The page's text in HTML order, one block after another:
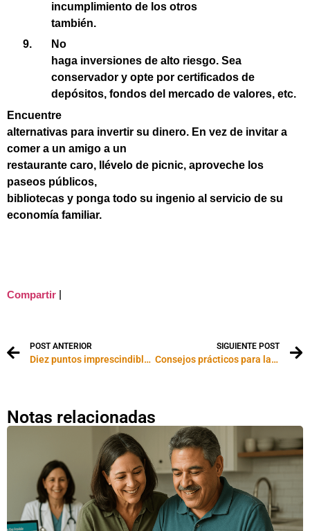
incumplimiento de los otros
también.
No
haga inversiones de alto riesgo. Sea
conservador y opte por certificados de
depósitos, fondos del mercado de valores, etc.
Encuentre
alternativas para invertir su dinero. En vez de invitar a
comer a un amigo a un
restaurante caro, llévelo de picnic, aproveche los
paseos públicos,
bibliotecas y ponga todo su ingenio al servicio de su
economía familiar.
Compartir |
POST ANTERIOR
Diez puntos imprescindibles para manejarse con las tarjetas de crédito
SIGUIENTE POST
Consejos prácticos para la economía casera
Notas relacionadas